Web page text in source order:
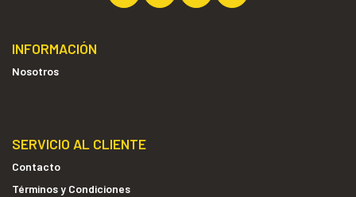
INFORMACIÓN
Nosotros
SERVICIO AL CLIENTE
Contacto
Términos y Condiciones